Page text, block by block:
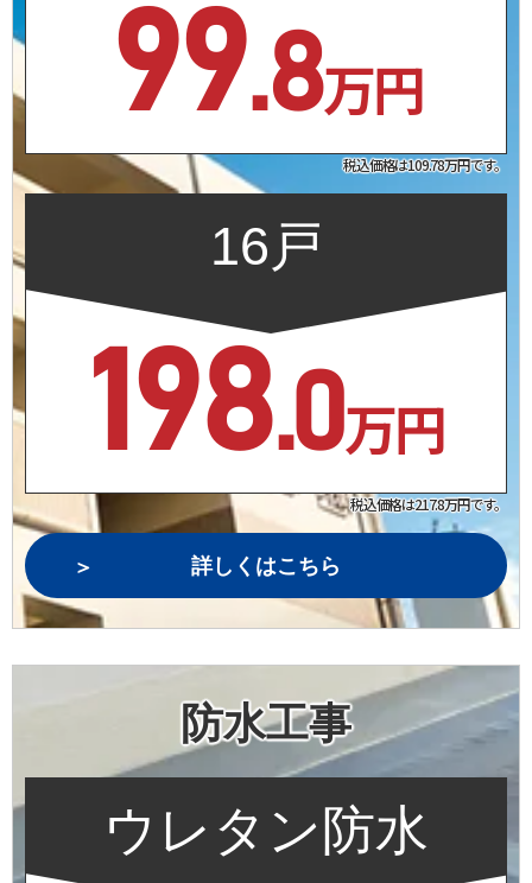
99.8万円
税込価格は109.78万円です。
16戸
198.0万円
税込価格は217.8万円です。
詳しくはこちら
防水工事
ウレタン防水